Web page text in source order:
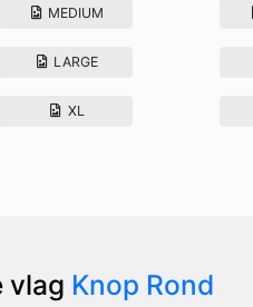
MEDIUM
LARGE
XL
vlag Knop Rond